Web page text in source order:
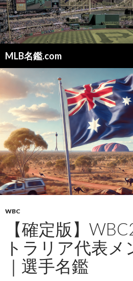
MLB名鑑.com
索
ン
ン
ツ
ス
キ
ッ
プ
WBC
【確定版】
トラリア代表メ
｜選手名鑑